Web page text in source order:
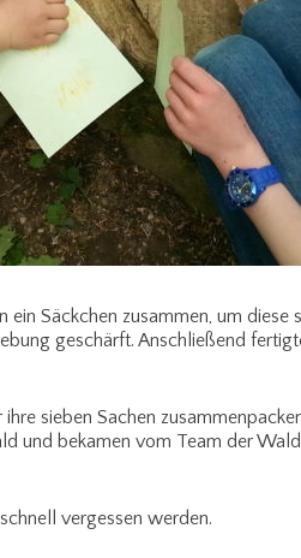
Säckchen zusammen, um
geschärft. Anschließend
sieben Sachen
und bekamen vom Team der
vergessen werden.